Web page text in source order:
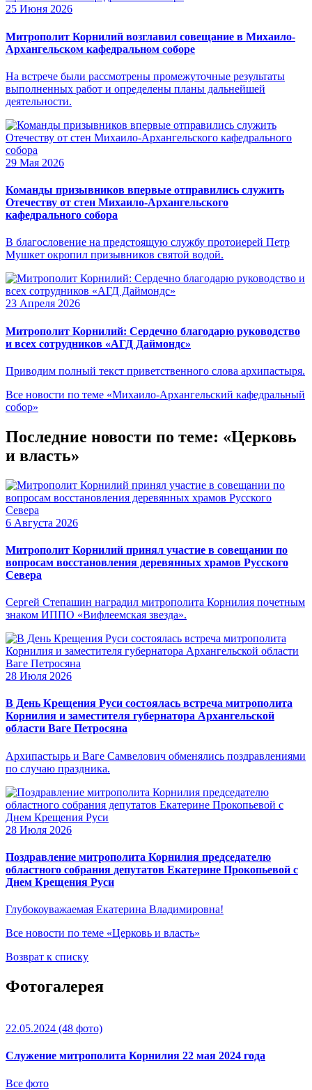
25 Июня 2026
Митрополит Корнилий возглавил совещание в Михаило-
Архангельском кафедральном соборе
На встрече были рассмотрены промежуточные результаты
выполненных работ и определены планы дальнейшей
деятельности.
29 Мая 2026
Команды призывников впервые отправились служить
Отечеству от стен Михаило-Архангельского
кафедрального собора
В благословение на предстоящую службу протоиерей Петр
Мушкет окропил призывников святой водой.
23 Апреля 2026
Митрополит Корнилий: Сердечно благодарю руководство
и всех сотрудников «АГД Даймондс»
Приводим полный текст приветственного слова архипастыря.
Все новости по теме «Михаило-Архангельский кафедральный
собор»
Последние новости по теме: «Церковь
и власть»
6 Августа 2026
Митрополит Корнилий принял участие в совещании по
вопросам восстановления деревянных храмов Русского
Севера
Сергей Степашин наградил митрополита Корнилия почетным
знаком ИППО «Вифлеемская звезда».
28 Июля 2026
В День Крещения Руси состоялась встреча митрополита
Корнилия и заместителя губернатора Архангельской
области Ваге Петросяна
Архипастырь и Ваге Самвелович обменялись поздравлениями
по случаю праздника.
28 Июля 2026
Поздравление митрополита Корнилия председателю
областного собрания депутатов Екатерине Прокопьевой с
Днем Крещения Руси
Глубокоуважаемая Екатерина Владимировна!
Все новости по теме «Церковь и власть»
Возврат к списку
Фотогалерея
22.05.2024 (48 фото)
Служение митрополита Корнилия 22 мая 2024 года
Все фото